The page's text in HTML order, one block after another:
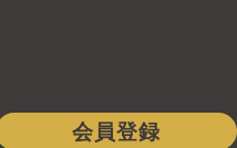
会員登録